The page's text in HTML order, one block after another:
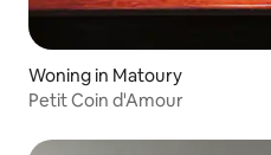
Woning in Matoury
Petit Coin d'Amour